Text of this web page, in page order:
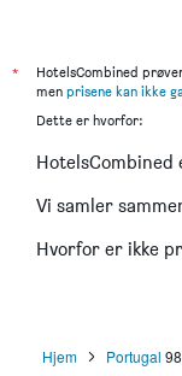
*
HotelsCombined
men prisene kan ikke
Dette er hvorfor:
Vi samler
Hvorfor er ikke
Hjem Portugal